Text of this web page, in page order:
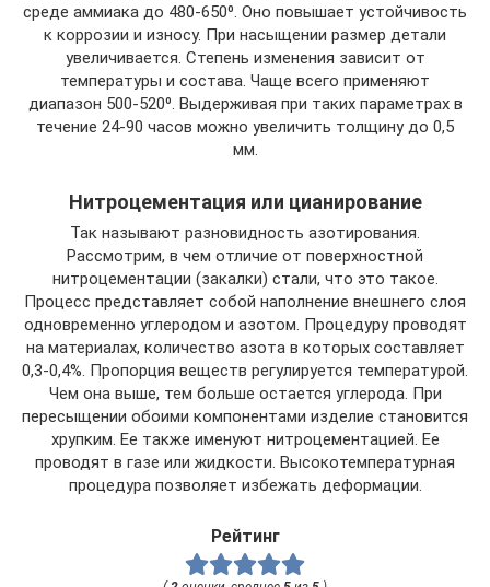
среде аммиака до 480-650⁰. Оно повышает устойчивость
к коррозии и износу. При насыщении размер детали
увеличивается. Степень изменения зависит от
температуры и состава. Чаще всего применяют
диапазон 500-520⁰. Выдерживая при таких параметрах в
течение 24-90 часов можно увеличить толщину до 0,5
мм.
Нитроцементация или цианирование
Так называют разновидность азотирования.
Рассмотрим, в чем отличие от поверхностной
нитроцементации (закалки) стали, что это такое.
Процесс представляет собой наполнение внешнего слоя
одновременно углеродом и азотом. Процедуру проводят
на материалах, количество азота в которых составляет
0,3-0,4%. Пропорция веществ регулируется температурой.
Чем она выше, тем больше остается углерода. При
пересыщении обоими компонентами изделие становится
хрупким. Ее также именуют нитроцементацией. Ее
проводят в газе или жидкости. Высокотемпературная
процедура позволяет избежать деформации.
Рейтинг